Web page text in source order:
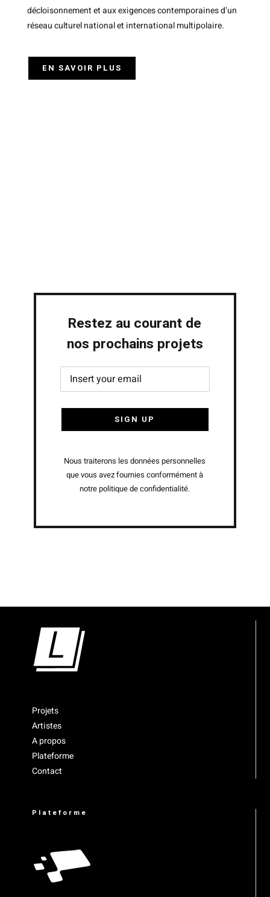
décloisonnement et aux exigences contemporaines d’un
réseau culturel national et international multipolaire.
EN SAVOIR PLUS
Restez au courant de
nos prochains projets
Nous traiterons les données personnelles
que vous avez fournies conformément à
notre politique de confidentialité.
Projets
Artistes
A propos
Plateforme
Contact
Plateforme